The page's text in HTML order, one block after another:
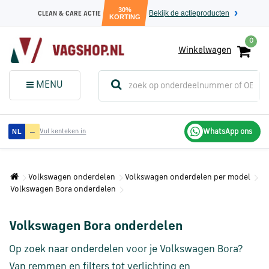
CLEAN & CARE ACTIE
30%
KORTING
Bekijk de actieproducten
0
Winkelwagen
MENU
Menu (Sluit dit
menuvenster)
Audi
onderdelen
Volkswagen
onderdelen
SEAT
onderdelen
NL — Vul kenteken in WhatsApp ons
Volkswagen onderdelen
Volkswagen onderdelen per model
Volkswagen Bora onderdelen
Volkswagen Bora onderdelen
Op zoek naar onderdelen voor je Volkswagen Bora?
Van remmen en filters tot verlichting en